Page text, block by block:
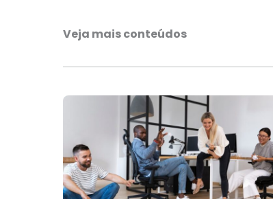
Veja mais conteúdos